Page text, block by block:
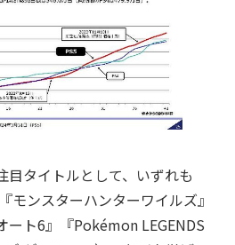
タイトルとして、いずれも
モンスターハンターワイルズ』
ート6』『Pokémon LEGENDS